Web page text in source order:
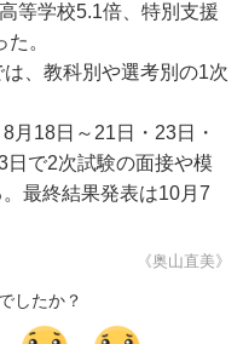
等学校5.1倍、特別支援
。
、教科別や選考別の1次
18日～21日・23日・
日で2次試験の面接や模
最終結果発表は10月7
《奥山直美》
したか？